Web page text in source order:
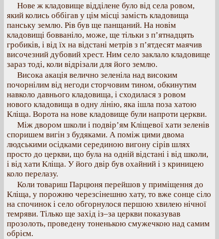
Нове ж кладовище відділене було від села ровом,
який колись оббігав у цім місці замість кладовища
панську землю. Рів був ще панщаний. На новім
кладовищі бовваніло, може, ще тільки з п’ятнадцять
гробиків, і від їх на відстані метрів з п’ятдесят маячив
височезний дубовий хрест. Ним село заклало кладовище
зараз тоді, коли відрізали для його землю.
Висока акація велично зеленіла над високим
почорнілим від негоди сторчовим тином, обкинутим
навколо давнього кладовища, і сходилася з ровом
нового кладовища в одну лінію, яка ішла поза хатою
Кліща. Ворота на нове кладовище були напроти церкви.
Між двором школи і подвір’ям Кліщевої хати зеленів
споришем вигін з будяками. А поміж цими двома
людськими осідками серединою вигону сірів шлях
просто до церкви, що була на одній відстані і від школи,
і від хати Кліща. У його двір був охайний і з криницею
коло перелазу.
Коли товариш Парцюня перейшов у приміщення до
Кліща, у порожню черезсінешню хату, то вже сонце сіло
на спочинок і село обгорнулося першою хвилею нічної
темряви. Тілько ще захід із–за церкви показував
прозолоть, проведену тоненькою смужечкою над самим
обрієм.